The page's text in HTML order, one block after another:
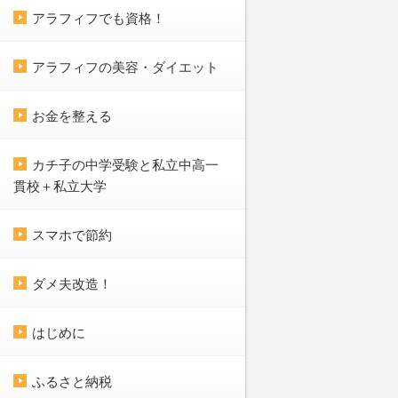
アラフィフでも資格！
アラフィフの美容・ダイエット
お金を整える
カチ子の中学受験と私立中高一
貫校＋私立大学
スマホで節約
ダメ夫改造！
はじめに
ふるさと納税